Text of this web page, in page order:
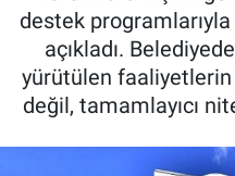
destek
açıkladı.
yürütülen
değil, tamamlayıcı